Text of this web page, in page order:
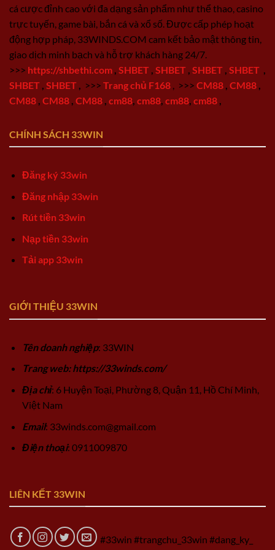
cá cược đỉnh cao với đa dạng sản phẩm như thể thao, casino
trực tuyến, game bài, bắn cá và xổ số. Được cấp phép hoạt
động hợp pháp, 33WINDS.COM cam kết bảo mật thông tin,
giao dịch minh bạch và hỗ trợ khách hàng 24/7.
>>> https://shbethi.com SHBET SHBET SHBET SHBET
SHBET SHBET >>> Trang chủ F168 >>> CM88 CM88
CM88 CM88 CM88 cm88 cm88 cm88 cm88
CHÍNH SÁCH 33WIN
Đăng ký 33win
Đăng nhập 33win
Rút tiền 33win
Nạp tiền 33win
Tải app 33win
GIỚI THIỆU 33WIN
Tên doanh nghiệp: 33WIN
Trang web: https://33winds.com/
Địa chỉ: 6 Huyện Toại, Phường 8, Quận 11, Hồ Chí Minh,
Việt Nam
Email: 33winds.com@gmail.com
Điện thoại: 0911009870
LIÊN KẾT 33WIN
#33win #trangchu_33win #dang_ky_